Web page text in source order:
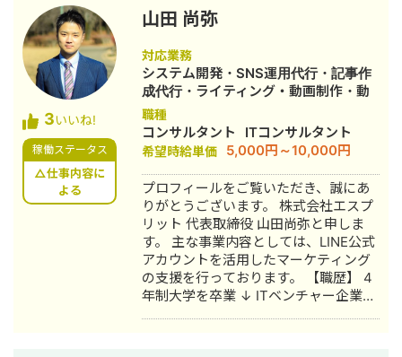
たYouTubeチャンネル →0からチャン
ネルを立ち上げ、1年で登録者数2万人
超えを達成 →10万再生以上の動画31本
(ショート動画ではありません) →100万
再生以上の動画4本 →200万再生以上の
動画1本 ◎投資系チャンネル(集客目的)
→1ヵ月の売上200万円以上 【メディア
出演歴】 ・StockSun 「YouTubeディ
レクター道場ch」
https://www.youtube.com/watch?
v=h0xP2XUlTGo ・StockSun 「Web
マーケティングTV【StockSun株式会
社】」 7:00～
https://www.youtube.com/watch?
v=dtFUYWVxSgY&t=420s ・
StockSun 「Webマーケティング
TV【StockSun株式会社】」 7:44～
https://www.youtube.com/watch?
出身のメンバー3人で設立 ■実績 ・エ
ンタメAPPの営業実績 ・金融クライア
ントリスティング広告1.5億/月運用 ・
エンタメAPP 1.5億/月運用 ・エンタメ
APP 7千万/月運用 ・健康食品 4千万/
月運用 ※APP・健康食品・金融を中心
に担当実績あり ・フルファネル提案実
績あり
3いいね!
稼働ステータス
△仕事内容に
よる
山田 尚弥
対応業務
システム開発・SNS運用代行・記事作
成代行・ライティング・動画制作・動
画編集
職種
コンサルタント ITコンサルタント
希望時給単価 5,000円～10,000円
プロフィールをご覧いただき、誠にあ
りがとうございます。 株式会社エスプ
リット 代表取締役 山田尚弥と申しま
す。 主な事業内容としては、LINE公式
アカウントを活用したマーケティング
の支援を行っております。 【職歴】 4
年制大学を卒業 ↓ ITベンチャー企業に